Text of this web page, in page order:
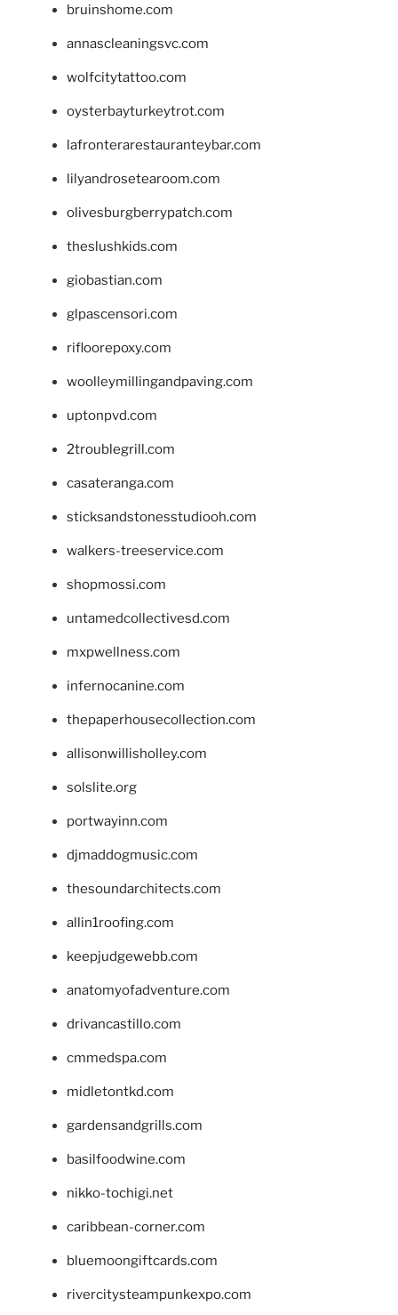
bruinshome.com
annascleaningsvc.com
wolfcitytattoo.com
oysterbayturkeytrot.com
lafronterarestauranteybar.com
lilyandrosetearoom.com
olivesburgberrypatch.com
theslushkids.com
giobastian.com
glpascensori.com
rifloorepoxy.com
woolleymillingandpaving.com
uptonpvd.com
2troublegrill.com
casateranga.com
sticksandstonesstudiooh.com
walkers-treeservice.com
shopmossi.com
untamedcollectivesd.com
mxpwellness.com
infernocanine.com
thepaperhousecollection.com
allisonwillisholley.com
solslite.org
portwayinn.com
djmaddogmusic.com
thesoundarchitects.com
allin1roofing.com
keepjudgewebb.com
anatomyofadventure.com
drivancastillo.com
cmmedspa.com
midletontkd.com
gardensandgrills.com
basilfoodwine.com
nikko-tochigi.net
caribbean-corner.com
bluemoongiftcards.com
rivercitysteampunkexpo.com